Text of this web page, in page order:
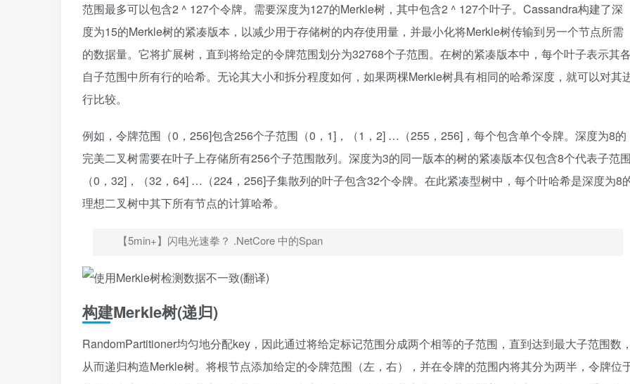
范围最多可以包含2 ^ 127个令牌。需要深度为127的Merkle树，其中包含2 ^ 127个叶子。Cassandra构建了深
度为15的Merkle树的紧凑版本，以减少用于存储树的内存使用量，并最小化将Merkle树传输到另一个节点所需
的数据量。它将扩展树，直到将给定的令牌范围划分为32768个子范围。在树的紧凑版本中，每个叶子表示其各
自子范围中所有行的哈希。无论其大小和拆分程度如何，如果两棵Merkle树具有相同的哈希深度，就可以对其
行比较。
例如，令牌范围（0，256]包含256个子范围（0，1]，（1，2] …（255，256]，每个包含单个令牌。深度为8的
完美二叉树需要在叶子上存储所有256个子范围散列。深度为3的同一版本的树的紧凑版本仅包含8个代表子范围
（0，32]，（32，64] …（224，256]子集散列的叶子包含32个令牌。在此紧凑型树中，每个叶哈希是深度为8
理想二叉树中其下所有节点的计算哈希。
【5min+】闪电光速拳？ .NetCore 中的Span
构建Merkle树(递归)
RandomPartitioner均匀地分配key，因此通过将给定标记范围分成两个相等的子范围，直到达到最大子范围数，
从而递归构造Merkle树。将根节点添加给定的令牌范围（左，右），并在令牌的范围内将其分为两半，令牌位